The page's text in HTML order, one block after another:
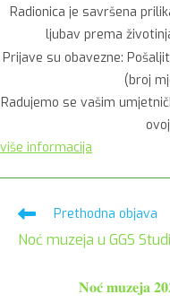
Radionica je savršena
ljubav prema
Prijave su obavezne:
(broj
Radujemo se vašim
više informacija
Pročitaj
članaka
Prethodna objava
Noć muzeja u GGS
𝐍𝐨𝐜́ 𝐦𝐮𝐳𝐞𝐣𝐚